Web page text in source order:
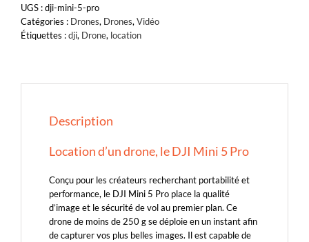
UGS :dji-mini-5-pro
Catégories : Drones, Drones, Vidéo
Étiquettes :dji, Drone, location
Description
Location d’un drone, le DJI Mini 5 Pro
Conçu pour les créateurs recherchant portabilité et
performance, le DJI Mini 5 Pro place la qualité
d’image et le sécurité de vol au premier plan. Ce
drone de moins de 250 g se déploie en un instant afin
de capturer vos plus belles images. Il est capable de